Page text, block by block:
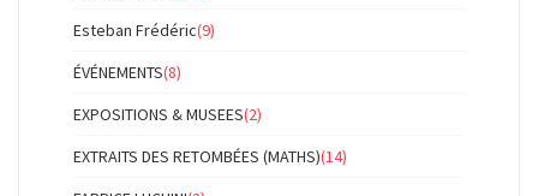
Esteban Frédéric(9)
ÉVÉNEMENTS(8)
EXPOSITIONS & MUSEES(2)
EXTRAITS DES RETOMBÉES (MATHS)(14)